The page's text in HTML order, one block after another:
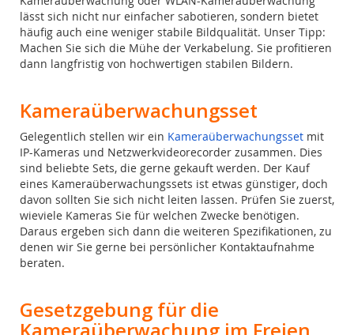
lässt sich nicht nur einfacher sabotieren, sondern bietet
häufig auch eine weniger stabile Bildqualität. Unser Tipp:
Machen Sie sich die Mühe der Verkabelung. Sie profitieren
dann langfristig von hochwertigen stabilen Bildern.
Kameraüberwachungsset
Gelegentlich stellen wir ein Kameraüberwachungsset mit
IP-Kameras und Netzwerkvideorecorder zusammen. Dies
sind beliebte Sets, die gerne gekauft werden. Der Kauf
eines Kameraüberwachungssets ist etwas günstiger, doch
davon sollten Sie sich nicht leiten lassen. Prüfen Sie zuerst,
wieviele Kameras Sie für welchen Zwecke benötigen.
Daraus ergeben sich dann die weiteren Spezifikationen, zu
denen wir Sie gerne bei persönlicher Kontaktaufnahme
beraten.
Gesetzgebung für die
Kameraüberwachung im Freien